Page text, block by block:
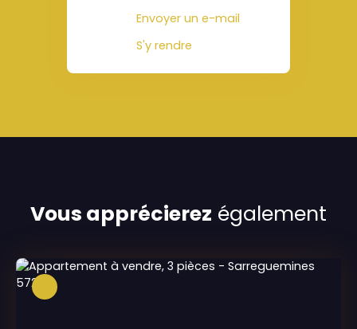
Envoyer un e-mail
S'y rendre
Vous apprécierez également